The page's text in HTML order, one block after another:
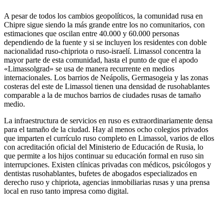
A pesar de todos los cambios geopolíticos, la comunidad rusa en
Chipre sigue siendo la más grande entre los no comunitarios, con
estimaciones que oscilan entre 40.000 y 60.000 personas
dependiendo de la fuente y si se incluyen los residentes con doble
nacionalidad ruso-chipriota o ruso-israelí. Limassol concentra la
mayor parte de esta comunidad, hasta el punto de que el apodo
«Limassolgrad» se usa de manera recurrente en medios
internacionales. Los barrios de Neápolis, Germasogeia y las zonas
costeras del este de Limassol tienen una densidad de rusohablantes
comparable a la de muchos barrios de ciudades rusas de tamaño
medio.
La infraestructura de servicios en ruso es extraordinariamente densa
para el tamaño de la ciudad. Hay al menos ocho colegios privados
que imparten el currículo ruso completo en Limassol, varios de ellos
con acreditación oficial del Ministerio de Educación de Rusia, lo
que permite a los hijos continuar su educación formal en ruso sin
interrupciones. Existen clínicas privadas con médicos, psicólogos y
dentistas rusohablantes, bufetes de abogados especializados en
derecho ruso y chipriota, agencias inmobiliarias rusas y una prensa
local en ruso tanto impresa como digital.